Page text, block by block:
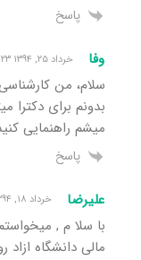
پاسخ
وفا خرداد ۲۵, ۱۳۹۴ ۰:۲۳ ق٫ظ
سلام، من
بدونم برای
میشم راهنمایی
پاسخ
ﻋﻠﻴﺮﺿﺎ خرداد ۱۸, ۱۳۹۴ ۰:۵۴ ق٫ظ
ﺑﺎ ﺳﻼ ﻡ ,
ﻣﺎﻟﻰ ﺩﺍﻧﺸﮕﺎﻩ ﺍﺯﺍﺩ